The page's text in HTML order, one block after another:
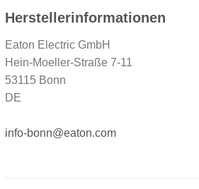
Herstellerinformationen
Eaton Electric GmbH
Hein-Moeller-Straße 7-11
53115 Bonn
DE
info-bonn@eaton.com